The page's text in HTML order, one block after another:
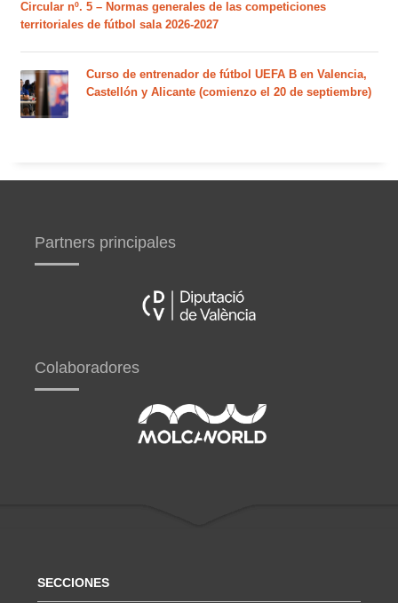
Circular nº. 5 – Normas generales de las competiciones
territoriales de fútbol sala 2026-2027
Curso de entrenador de fútbol UEFA B en Valencia,
Castellón y Alicante (comienzo el 20 de septiembre)
Partners principales
Colaboradores
SECCIONES